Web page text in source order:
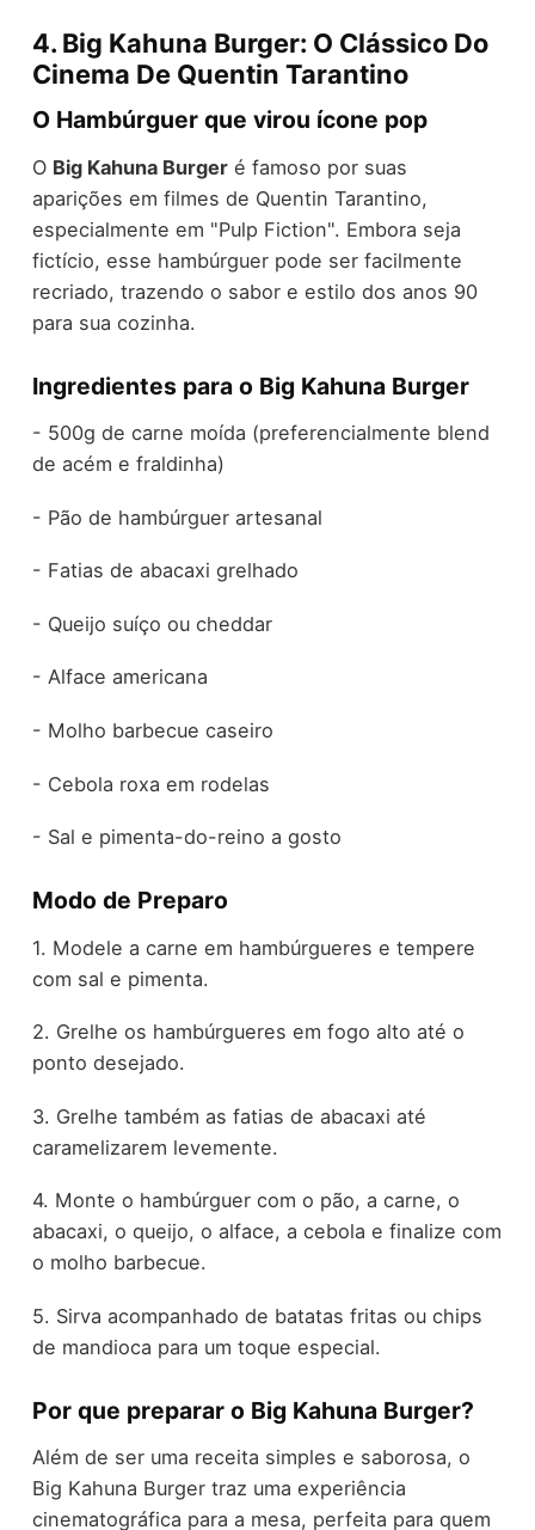
4. Big Kahuna Burger: O Clássico Do
Cinema De Quentin Tarantino
O Hambúrguer que virou ícone pop
O Big Kahuna Burgeré famoso por suas
aparições em filmes de Quentin Tarantino,
especialmente em "Pulp Fiction". Embora seja
fictício, esse hambúrguer pode ser facilmente
recriado, trazendo o sabor e estilo dos anos 90
para sua cozinha.
Ingredientes para o Big Kahuna Burger
- 500g de carne moída (preferencialmente blend
de acém e fraldinha)
- Pão de hambúrguer artesanal
- Fatias de abacaxi grelhado
- Queijo suíço ou cheddar
- Alface americana
- Molho barbecue caseiro
- Cebola roxa em rodelas
- Sal e pimenta-do-reino a gosto
Modo de Preparo
1. Modele a carne em hambúrgueres e tempere
com sal e pimenta.
2. Grelhe os hambúrgueres em fogo alto até o
ponto desejado.
3. Grelhe também as fatias de abacaxi até
caramelizarem levemente.
4. Monte o hambúrguer com o pão, a carne, o
abacaxi, o queijo, o alface, a cebola e finalize com
o molho barbecue.
5. Sirva acompanhado de batatas fritas ou chips
de mandioca para um toque especial.
Por que preparar o Big Kahuna Burger?
Além de ser uma receita simples e saborosa, o
Big Kahuna Burger traz uma experiência
cinematográfica para a mesa, perfeita para quem